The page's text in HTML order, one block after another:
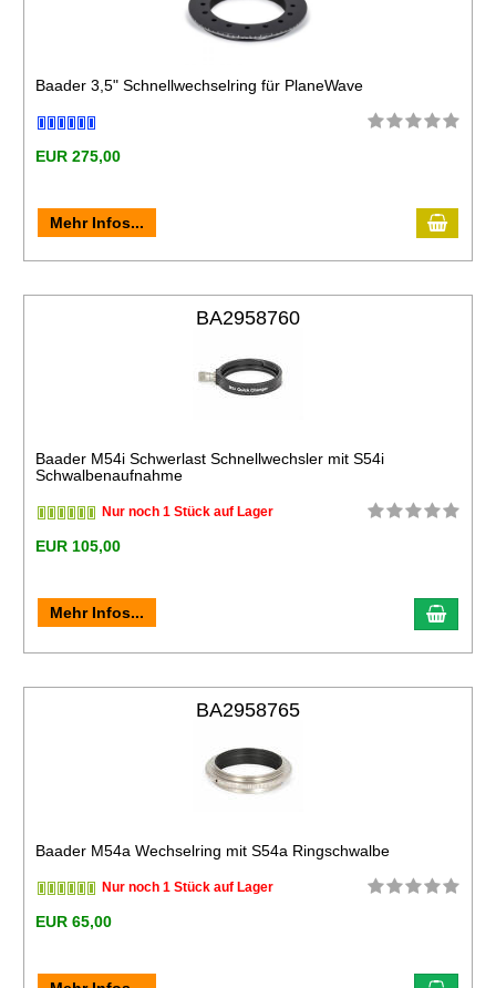
Baader 3,5" Schnellwechselring für PlaneWave
EUR 275,00
Mehr Infos...
BA2958760
Baader M54i Schwerlast Schnellwechsler mit S54i
Schwalbenaufnahme
Nur noch 1 Stück auf Lager
EUR 105,00
Mehr Infos...
BA2958765
Baader M54a Wechselring mit S54a Ringschwalbe
Nur noch 1 Stück auf Lager
EUR 65,00